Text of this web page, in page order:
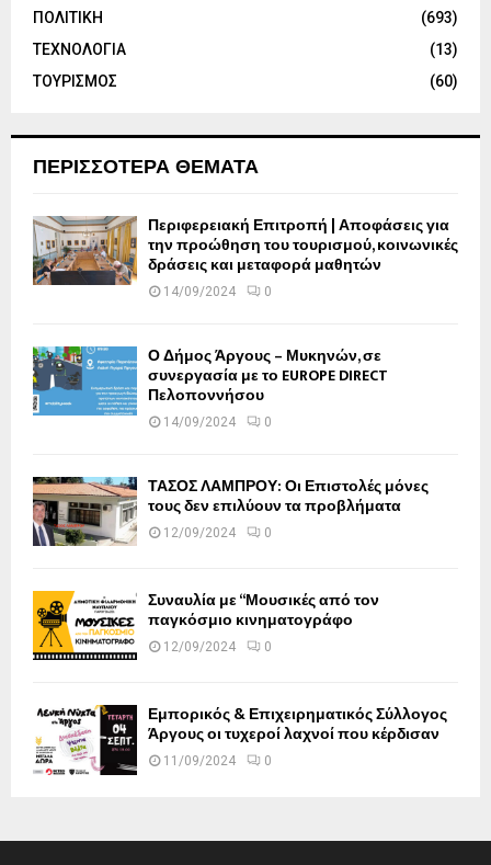
ΠΟΛΙΤΙΚΗ
(693)
ΤΕΧΝΟΛΟΓΙΑ
(13)
ΤΟΥΡΙΣΜΟΣ
(60)
ΠΕΡΙΣΣΟΤΕΡΑ ΘΕΜΑΤΑ
Περιφερειακή Επιτροπή | Αποφάσεις για
την προώθηση του τουρισμού, κοινωνικές
δράσεις και μεταφορά μαθητών
14/09/2024 0
Ο Δήμος Άργους – Μυκηνών, σε
συνεργασία με το EUROPE DIRECT
Πελοποννήσου
14/09/2024 0
ΤΑΣΟΣ ΛΑΜΠΡΟΥ: Οι Επιστολές μόνες
τους δεν επιλύουν τα προβλήματα
12/09/2024 0
Συναυλία με “Μουσικές από τον
παγκόσμιο κινηματογράφο
12/09/2024 0
Εμπορικός & Επιχειρηματικός Σύλλογος
Άργους οι τυχεροί λαχνοί που κέρδισαν
11/09/2024 0